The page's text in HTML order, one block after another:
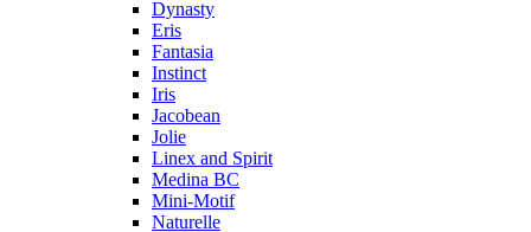
Dynasty
Eris
Fantasia
Instinct
Iris
Jacobean
Jolie
Linex and Spirit
Medina BC
Mini-Motif
Naturelle